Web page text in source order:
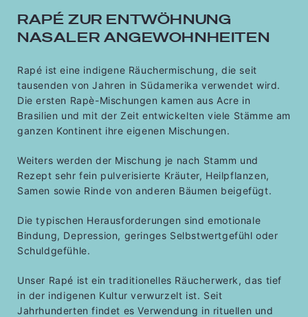
RAPÉ ZUR ENTWÖHNUNG
NASALER ANGEWOHNHEITEN
Rapé ist eine indigene Räuchermischung, die seit
tausenden von Jahren in Südamerika verwendet wird.
Die ersten Rapè-Mischungen kamen aus Acre in
Brasilien und mit der Zeit entwickelten viele Stämme am
ganzen Kontinent ihre eigenen Mischungen.
Weiters werden der Mischung je nach Stamm und
Rezept sehr fein pulverisierte Kräuter, Heilpflanzen,
Samen sowie Rinde von anderen Bäumen beigefügt.
Die typischen Herausforderungen sind emotionale
Bindung, Depression, geringes Selbstwertgefühl oder
Schuldgefühle.
Unser Rapé ist ein traditionelles Räucherwerk, das tief
in der indigenen Kultur verwurzelt ist. Seit
Jahrhunderten findet es Verwendung in rituellen und